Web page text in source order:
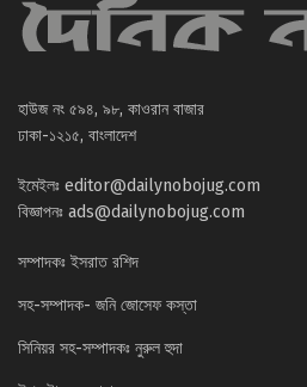
হাউজ নং ৫৯৪, ৯৮, কাওরান বাজার
ঢাকা-১২১৫, বাংলাদেশ
ইমেইলঃ editor@dailynobojug.com
বিজ্ঞাপনঃ ads@dailynobojug.com
সম্পাদকঃ ইসরাত রশিদ
সহ-সম্পাদক- জনি জোসেফ কস্তা
সিনিয়র সহ-সম্পাদকঃ নুরুল হুদা